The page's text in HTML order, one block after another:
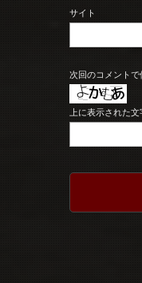
サイト
次回のコメントで
上に表示された